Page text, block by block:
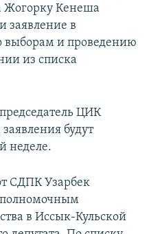
Жогорку Кенеша
заявление в
и проведению
из списка
ЦИК
будут
неделе.
СДПК Узарбек
в Иссык-Кульской